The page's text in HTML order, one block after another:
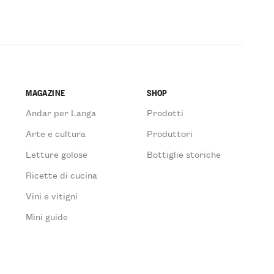
MAGAZINE
Andar per Langa
Arte e cultura
Letture golose
Ricette di cucina
Vini e vitigni
Mini guide
SHOP
Prodotti
Produttori
Bottiglie storiche